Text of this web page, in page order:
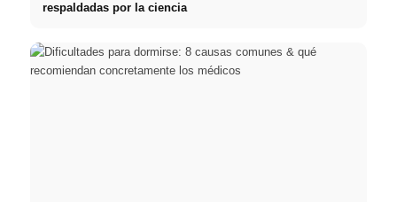
respaldadas por la ciencia